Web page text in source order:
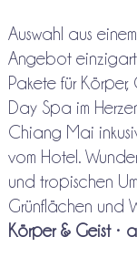
Auswahl aus
Angebot
Pakete für
Day Spa im
Chiang Mai
vom Hotel.
und tropischen
Grünflächen und
Körper & Geist•